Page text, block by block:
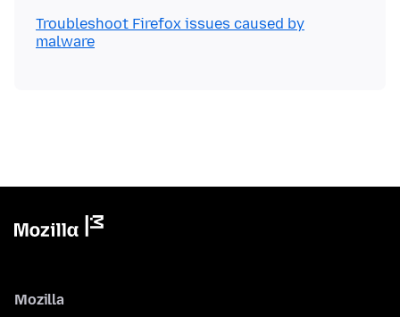
Troubleshoot Firefox issues caused by
malware
Mozilla